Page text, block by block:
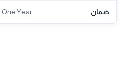
ضمان One Year